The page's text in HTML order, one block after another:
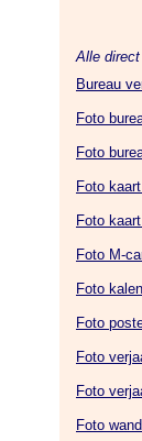
Alle
Bureau
Foto
Foto
Foto
Foto
Foto M-
Foto
Foto
Foto
Foto
Foto